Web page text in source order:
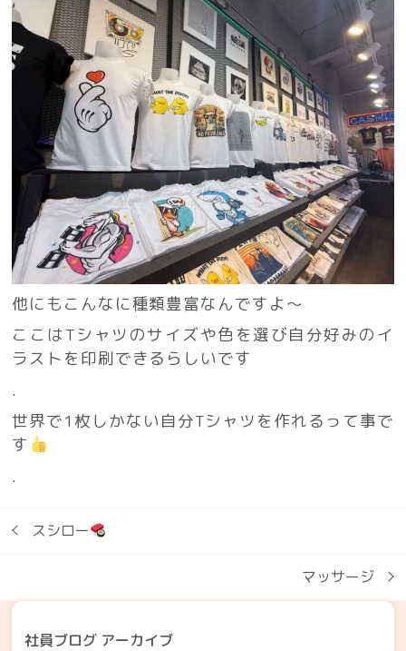
他にもこんなに種類豊富なんですよ〜
ここはTシャツのサイズや色を選び自分好みのイ
ラストを印刷できるらしいです
.
世界で1枚しかない自分Tシャツを作れるって事で
す
.
スシロー
マッサージ
社員ブログ アーカイブ